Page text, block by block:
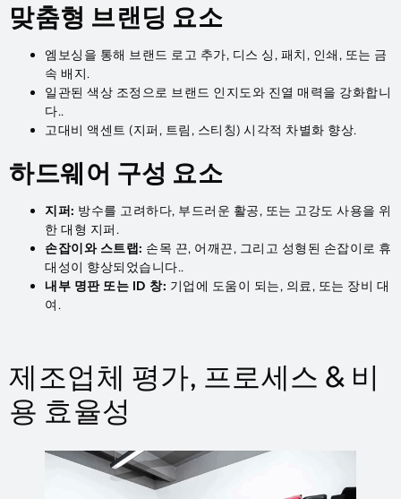
맞춤형 브랜딩 요소
엠보싱을 통해 브랜드 로고 추가, 디스 싱, 패치, 인쇄, 또는 금
속 배지.
일관된 색상 조정으로 브랜드 인지도와 진열 매력을 강화합니
다..
고대비 액센트 (지퍼, 트림, 스티칭) 시각적 차별화 향상.
하드웨어 구성 요소
지퍼: 방수를 고려하다, 부드러운 활공, 또는 고강도 사용을 위
한 대형 지퍼.
손잡이와 스트랩: 손목 끈, 어깨끈, 그리고 성형된 손잡이로 휴
대성이 향상되었습니다..
내부 명판 또는 ID 창: 기업에 도움이 되는, 의료, 또는 장비 대
여.
제조업체 평가, 프로세스 & 비
용 효율성